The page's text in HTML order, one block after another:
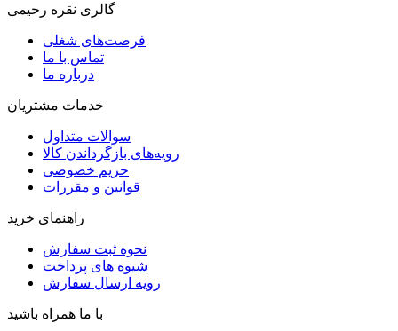
گالری نقره رحیمی
فرصت‌های شغلی
تماس با ما
درباره ما
خدمات مشتریان
سوالات متداول
رویه‌های بازگرداندن کالا
حریم خصوصی
قوانین و مقررات
راهنمای خرید
نحوه ثبت سفارش
شیوه های پرداخت
رویه ارسال سفارش
با ما همراه باشید